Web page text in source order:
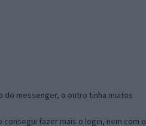
do messenger, o outro tinha muitos
fazer mais o login, nem com o